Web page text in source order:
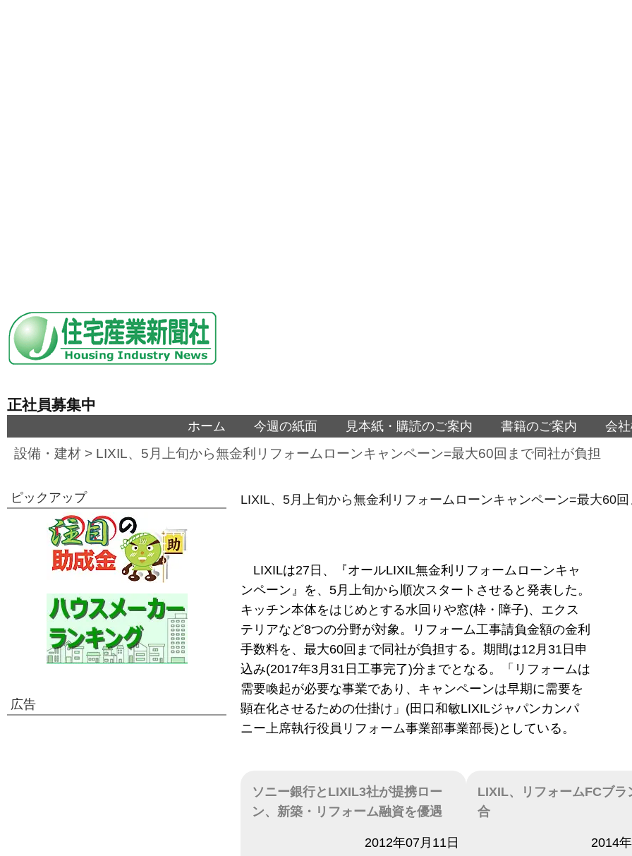
正社員募集中
ホーム 今週の紙面 見本紙・購読のご案内 書籍のご案内 会
設備・建材 > LIXIL、5月上旬から無金利リフォームローンキャンペーン=最大60回まで同社が負担
LIXIL、5月上旬から無金利リフォームローンキャンペーン=最大60
LIXILは27日、『オールLIXIL無金利リフォームローンキャ
ンペーン』を、5月上旬から順次スタートさせると発表した。
キッチン本体をはじめとする水回りや窓(枠・障子)、エクス
テリアなど8つの分野が対象。リフォーム工事請負金額の金利
手数料を、最大60回まで同社が負担する。期間は12月31日申
込み(2017年3月31日工事完了)分までとなる。「リフォームは
需要喚起が必要な事業であり、キャンペーンは早期に需要を
顕在化させるための仕掛け」(田口和敏LIXILジャパンカンパ
ニー上席執行役員リフォーム事業部事業部長)としている。
ソニー銀行とLIXIL3社が提携ロー
ン、新築・リフォーム融資を優遇
2012年07月11日
LIXIL、リフォームFCブラ
合
2014
ピックアップ
広告